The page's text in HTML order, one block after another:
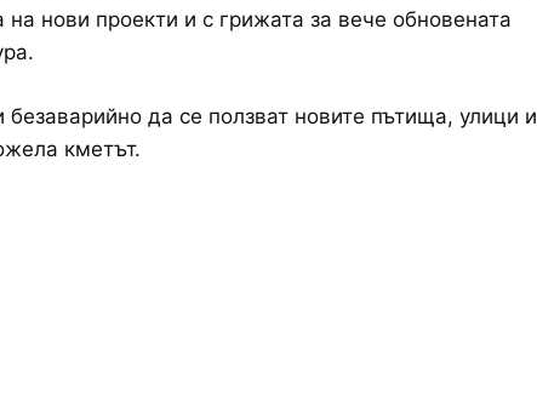
на нови проекти и с грижата за вече обновената
безаварийно да се ползват новите пътища, улици и
кметът.